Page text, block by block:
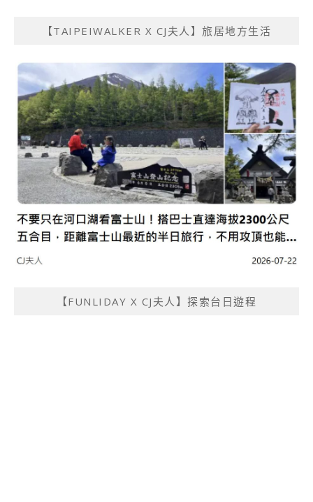
【TAIPEIWALKER X CJ夫人】旅居地方生活
【FUNLIDAY X CJ夫人】探索台日遊程